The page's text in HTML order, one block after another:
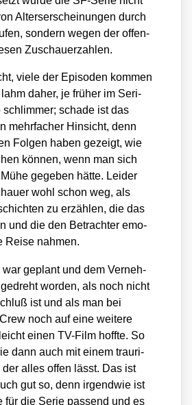
Alters­er­schei­nun­gen durch
son­dern wegen der offen­
Zuschau­er­zah­len.
vie­le der Epi­so­den kom­men
daher, je frü­her im Seri­
schlim­mer; scha­de ist das
mehr­fa­cher Hin­sicht, denn
Fol­gen haben gezeigt, wie
kön­nen, wenn man sich
gege­ben hät­te. Lei­der
wohl schon weg, als
zu erzäh­len, die das
und die den Betrach­ter emo­
Rei­se nah­men.
war geplant und dem Ver­neh­
wor­den, als noch nicht
ist und als man bei
noch auf eine wei­te­re
einen TV-Film hoff­te. So
dann auch mit einem trau­ri­
alles offen lässt. Das ist
gut so, denn irgend­wie ist
für die Serie pas­send und es